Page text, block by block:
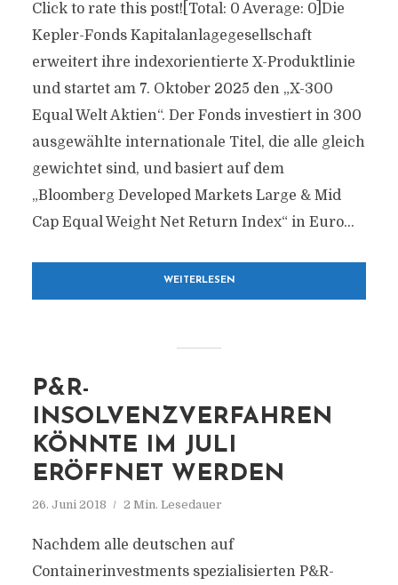
Click to rate this post![Total: 0 Average: 0]Die
Kepler-Fonds Kapitalanlagegesellschaft
erweitert ihre indexorientierte X-Produktlinie
und startet am 7. Oktober 2025 den „X-300
Equal Welt Aktien“. Der Fonds investiert in 300
ausgewählte internationale Titel, die alle gleich
gewichtet sind, und basiert auf dem
„Bloomberg Developed Markets Large & Mid
Cap Equal Weight Net Return Index“ in Euro...
WEITERLESEN
P&R-
INSOLVENZVERFAHREN
KÖNNTE IM JULI
ERÖFFNET WERDEN
26. Juni 2018 2 Min. Lesedauer
Nachdem alle deutschen auf
Containerinvestments spezialisierten P&R-